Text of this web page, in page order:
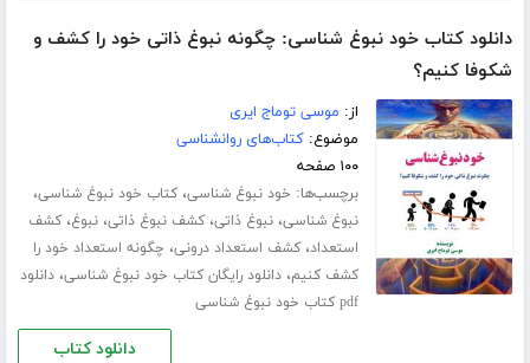
دانلود کتاب خود نبوغ شناسی: چگونه نبوغ ذاتی خود را کشف و
شکوفا کنیم؟
از: موسی توماج ایری
موضوع:کتاب‌های روانشناسی
۱۰۰ صفحه
برچسب‌ها: خود نبوغ شناسی،کتاب خود نبوغ شناسی،
نبوغ شناسی،نبوغ ذاتی،کشف نبوغ ذاتی،نبوغ،کشف
استعداد،کشف استعداد درونی، چگونه استعداد خود را
کشف کنیم،دانلود رایگان کتاب خود نبوغ شناسی،دانلود
pdf کتاب خود نبوغ شناسی
دانلود کتاب